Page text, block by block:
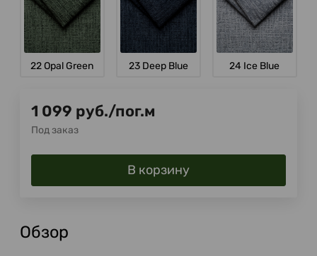
22 Opal Green 23 Deep Blue 24 Ice Blue
1 099 руб./пог.м
Под заказ
В корзину
Обзор